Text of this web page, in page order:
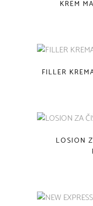
KREM
FILLER
LOSION